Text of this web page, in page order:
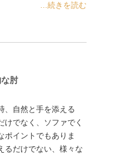
...続きを読む
肘
、自然と手を添える
けでなく、ソファでく
ポイントでもありま
るだけでない、様々な